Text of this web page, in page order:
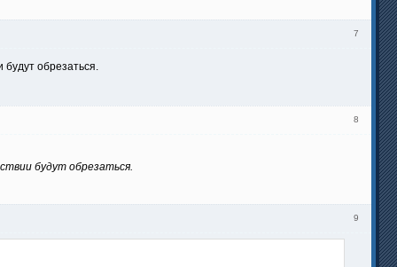
7
будут обрезаться.
8
будут обрезаться.
9